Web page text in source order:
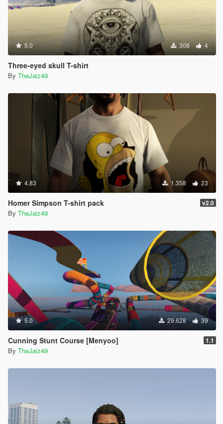
5.0 308 4
Three-eyed skull T-shirt
By TheJaiz49
4.83 1.358 23
Homer Simpson T-shirt pack v2.0
By TheJaiz49
5.0 29.628 39
Cunning Stunt Course [Menyoo] 1.1
By TheJaiz49